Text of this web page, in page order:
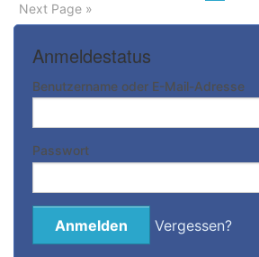
Next Page »
Anmeldestatus
Benutzername oder E-Mail-Adresse
Passwort
Vergessen?